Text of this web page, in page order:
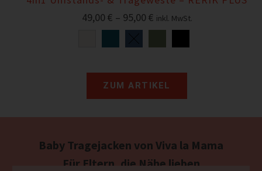
49,00 € – 95,00 € inkl. MwSt.
ZUM ARTIKEL
Baby Tragejacken von Viva la Mama
Für Eltern, die Nähe lieben